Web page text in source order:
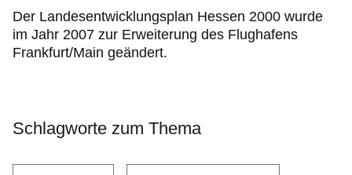
Der Landesentwicklungsplan Hessen 2000 wurde
im Jahr 2007 zur Erweiterung des Flughafens
Frankfurt/Main geändert.
Schlagworte zum Thema